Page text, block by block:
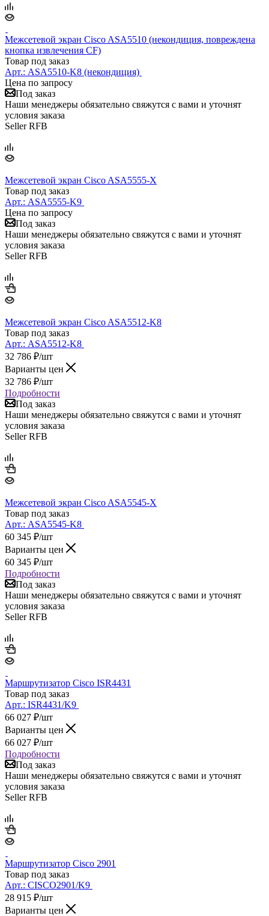
Межсетевой экран Cisco ASA5510 (некондиция, повреждена
кнопка извлечения CF)
Товар под заказ
Арт.: ASA5510-K8 (некондиция)
Цена по запросу
Под заказ
Наши менеджеры обязательно свяжутся с вами и уточнят
условия заказа
Seller RFB
Межсетевой экран Cisco ASA5555-X
Товар под заказ
Арт.: ASA5555-K9
Цена по запросу
Под заказ
Наши менеджеры обязательно свяжутся с вами и уточнят
условия заказа
Seller RFB
Межсетевой экран Cisco ASA5512-K8
Товар под заказ
Арт.: ASA5512-K8
32 786 ₽/шт
Варианты цен
32 786 ₽/шт
Подробности
Под заказ
Наши менеджеры обязательно свяжутся с вами и уточнят
условия заказа
Seller RFB
Межсетевой экран Cisco ASA5545-X
Товар под заказ
Арт.: ASA5545-K8
60 345 ₽/шт
Варианты цен
60 345 ₽/шт
Подробности
Под заказ
Наши менеджеры обязательно свяжутся с вами и уточнят
условия заказа
Seller RFB
Маршрутизатор Cisco ISR4431
Товар под заказ
Арт.: ISR4431/K9
66 027 ₽/шт
Варианты цен
66 027 ₽/шт
Подробности
Под заказ
Наши менеджеры обязательно свяжутся с вами и уточнят
условия заказа
Seller RFB
Маршрутизатор Cisco 2901
Товар под заказ
Арт.: CISCO2901/K9
28 915 ₽/шт
Варианты цен